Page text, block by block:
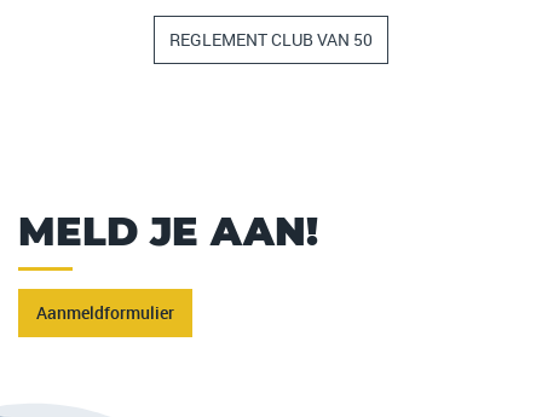
REGLEMENT CLUB VAN 50
MELD JE AAN!
Aanmeldformulier